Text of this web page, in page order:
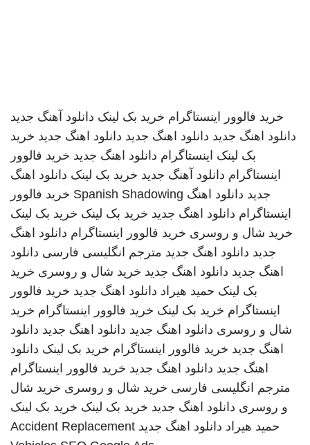
خرید فالوور اینستاگرام خرید بک لینک دانلود آهنگ جدید
دانلود اهنگ جدید دانلود اهنگ جدید دانلود اهنگ جدید خرید
بک لینک اینستاگرام دانلود اهنگ جدید خرید فالوور
اینستاگرام دانلود آهنگ جدید خرید بک لینک دانلود اهنگ
جدید دانلود اهنگ Spanish Shadowing خرید فالوور
اینستاگرام دانلود اهنگ جدید خرید بک لینک خرید بک لینک
خرید شال و روسری خرید فالوور اینستاگرام دانلود اهنگ
جدید دانلود اهنگ جدید مترجم انگلیسی فارسی دانلود
اهنگ جدید دانلود اهنگ جدید خرید شال و روسری خرید
بک لینک حمید هیراد دانلود اهنگ جدید خرید فالوور
اینستاگرام خرید بک لینک خرید فالوور اینستاگرام خرید
شال و روسری دانلود اهنگ جدید دانلود اهنگ جدید دانلود
اهنگ جدید خرید فالوور اینستاگرام خرید بک لینک دانلود
اهنگ جدید دانلود اهنگ جدید خرید فالوور اینستاگرام
مترجم انگلیسی فارسی خرید شال و روسری خرید شال
و روسری دانلود اهنگ جدید خرید بک لینک خرید بک لینک
حمید هیراد دانلود اهنگ جدید Accident Replacement